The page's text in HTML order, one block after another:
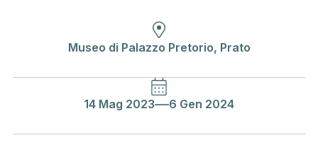
Museo di Palazzo Pretorio, Prato
14 Mag 2023 6 Gen 2024